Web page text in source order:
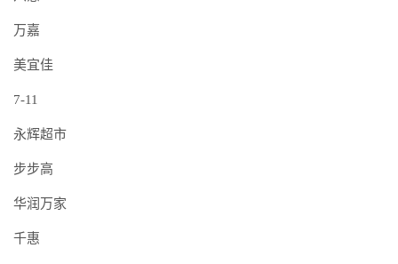
万嘉
美宜佳
7-11
永辉超市
步步高
华润万家
千惠